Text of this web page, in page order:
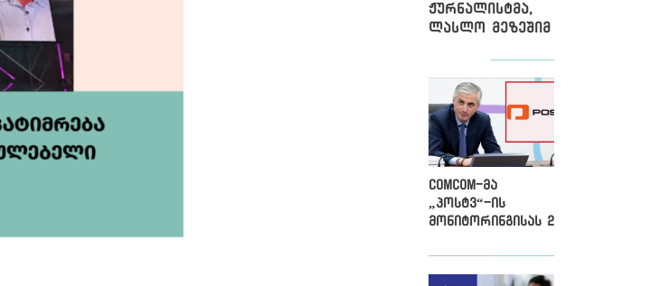
ჟურნალისტმა,
ლასლო მეზეშიმ
გაძევება
ემუქრებოდა
ComCom-მა
„პოსტვ“-ის
მონიტორინგისას 2
გამოავლინა და
2500 ლარით